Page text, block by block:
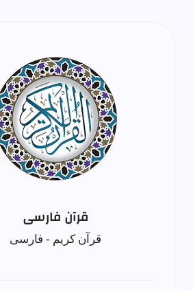
قرآن فارسی
قرآن کریم - فارسی